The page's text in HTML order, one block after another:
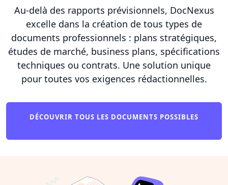
Au-delà des rapports prévisionnels, DocNexus
excelle dans la création de tous types de
documents professionnels : plans stratégiques,
études de marché, business plans, spécifications
techniques ou contrats. Une solution unique
pour toutes vos exigences rédactionnelles.
DÉCOUVRIR TOUS LES DOCUMENTS POSSIBLES